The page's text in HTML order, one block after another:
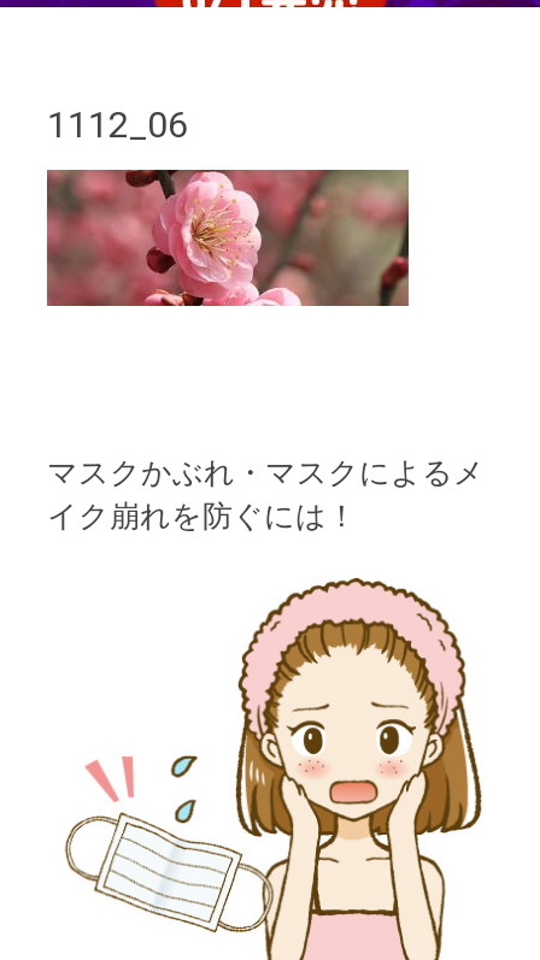
1112_06
マスクかぶれ・マスクによるメ
イク崩れを防ぐには！